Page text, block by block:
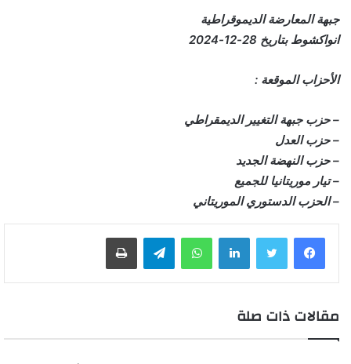
جبهة المعارضة الديموقراطية
انواكشوط بتاريخ 28-12-2024
الأحزاب الموقعة :
– حزب جبهة التغيير الديمقراطي
– حزب العدل
– حزب النهضة الجديد
– تيار موريتانيا للجميع
– الحزب الدستوري الموريتاني
لينكدإن واتساب
مقالات ذات صلة